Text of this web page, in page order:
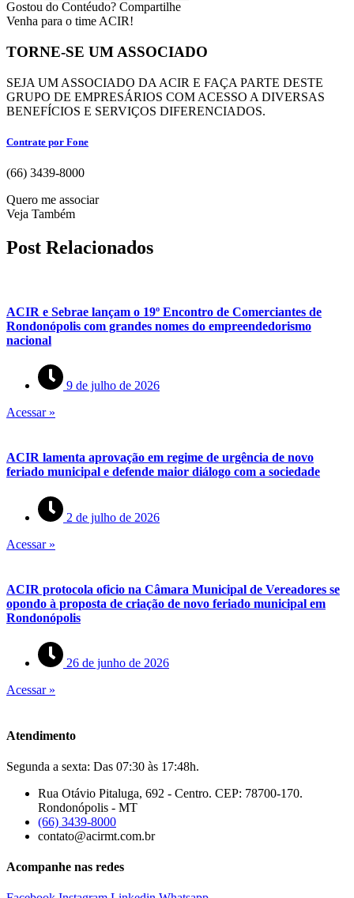
Gostou do Contéudo? Compartilhe
Venha para o time ACIR!
TORNE-SE UM ASSOCIADO
SEJA UM ASSOCIADO DA ACIR E FAÇA PARTE DESTE
GRUPO DE EMPRESÁRIOS COM ACESSO A DIVERSAS
BENEFÍCIOS E SERVIÇOS DIFERENCIADOS.
Contrate por Fone
(66) 3439-8000
Quero me associar
Veja Também
Post Relacionados
ACIR e Sebrae lançam o 19º Encontro de Comerciantes de
Rondonópolis com grandes nomes do empreendedorismo
nacional
9 de julho de 2026
Acessar »
ACIR lamenta aprovação em regime de urgência de novo
feriado municipal e defende maior diálogo com a sociedade
2 de julho de 2026
Acessar »
ACIR protocola oficio na Câmara Municipal de Vereadores se
opondo à proposta de criação de novo feriado municipal em
Rondonópolis
26 de junho de 2026
Acessar »
Atendimento
Segunda a sexta: Das 07:30 às 17:48h.
Rua Otávio Pitaluga, 692 - Centro. CEP: 78700-170.
Rondonópolis - MT
(66) 3439-8000
contato@acirmt.com.br
Acompanhe nas redes